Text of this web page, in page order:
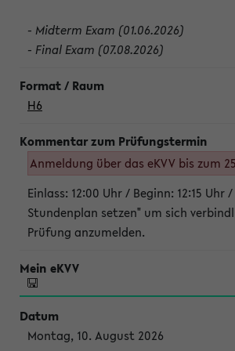
- Midterm Exam (01.06.2026)
- Final Exam (07.08.2026)
H6
Anmeldung über das eKVV bis zum
Einlass: 12:00 Uhr / Beginn: 12:15 Uhr
Stundenplan setzen" um sich
Prüfung anzumelden.
Montag, 10. August 2026